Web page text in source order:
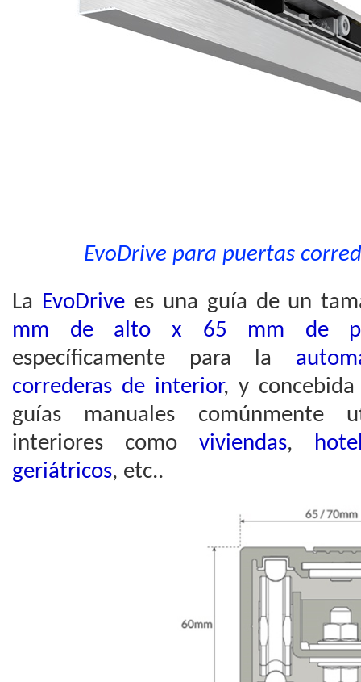
EvoDrive para puertas
La EvoDrivees una guía de un
mm de alto x 65 mm de
específicamente para la
correderas de interior, y
guías manuales comúnmente
interiores como viviendas,
geriátricos, etc..